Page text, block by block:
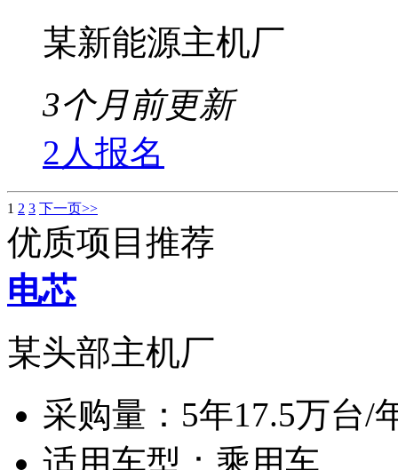
某新能源主机厂
3个月前更新
2人报名
1 2 3 下一页>>
优质项目推荐
电芯
某头部主机厂
采购量： 5年17.5万台/
适用车型： 乘用车